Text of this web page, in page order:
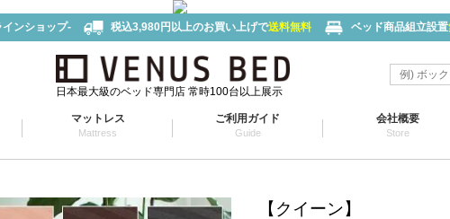
インショップ- 税込3,980円以上のお買い上げで送料無料 ベッド商品組立設置
日本最大級のベッド専門店 常時100台以上展示
マットレス
Mattress
ご利用ガイド
Guide
会社概要
Store
【クイーン】